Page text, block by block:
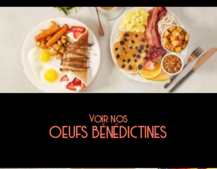
Voir nos
OEUFS BÉNÉDICTINES